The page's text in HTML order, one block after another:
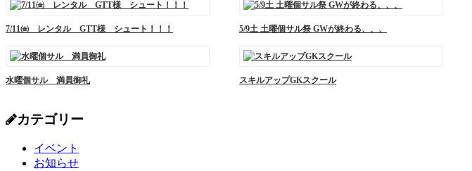
7/11㈮ レンタル GTT様 シュート！！！ 5/9土 土曜個サル祭 GWが終わる、、、
水曜個サル 満員御礼 スキルアップGKスクール
カテゴリー
イベント
お知らせ